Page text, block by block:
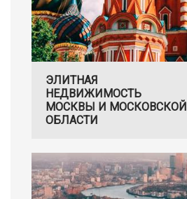
ЭЛИТНАЯ
НЕДВИЖИМОСТЬ
МОСКВЫ И МОСКОВСКОЙ
ОБЛАСТИ